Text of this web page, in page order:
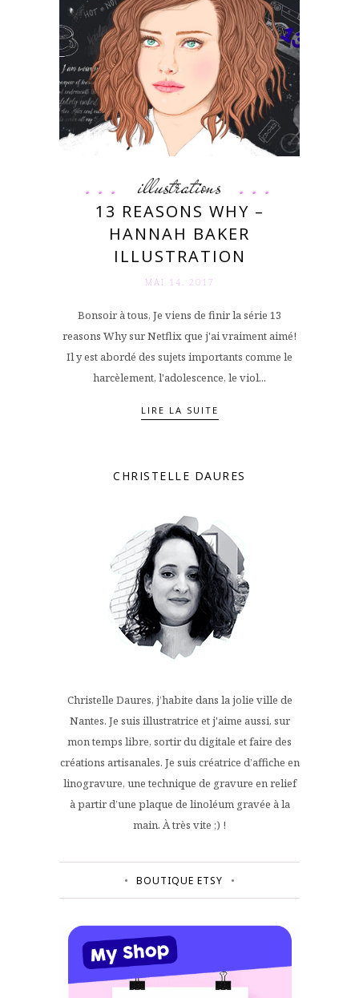
illustrations
13 REASONS WHY –
HANNAH BAKER
ILLUSTRATION
MAI 14. 2017
Bonsoir à tous, Je viens de finir la série 13
reasons Why sur Netflix que j'ai vraiment aimé!
Il y est abordé des sujets importants comme le
harcèlement, l'adolescence, le viol...
LIRE LA SUITE
CHRISTELLE DAURES
Christelle Daures, j’habite dans la jolie ville de
Nantes. Je suis illustratrice et j'aime aussi, sur
mon temps libre, sortir du digitale et faire des
créations artisanales. Je suis créatrice d’affiche en
linogravure, une technique de gravure en relief
à partir d’une plaque de linoléum gravée à la
main. À très vite ;) !
BOUTIQUE ETSY